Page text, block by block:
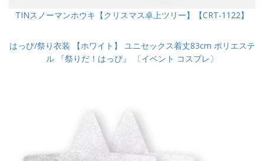
TINスノーマンホウキ【クリスマス卓上ツリー】【CRT-1122】
はっぴ/祭り衣装 【ホワイト】 ユニセックス着丈83cm ポリエステ
ル 『祭りだ！はっぴ』 〔イベント コスプレ〕